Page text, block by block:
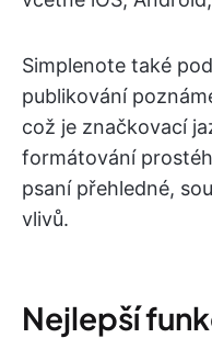
Simplenote také
publikování
což je značkovací
formátování
psaní přehledné,
vlivů.
Nejlepší